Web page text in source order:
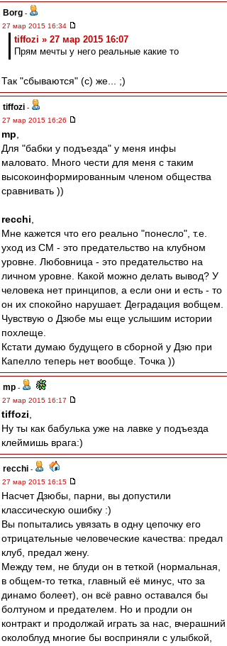
Borg -
27 мар 2015 16:34
tiffozi » 27 мар 2015 16:07
Прям мечты у него реальные какие то
Так "сбываются" (c) же... ;)
tiffozi -
27 мар 2015 16:26
mp
Для "бабки у подъезда" у меня инфы
маловато. Много чести для меня с таким
высокоинформированным членом общества
сравнивать ))
recchi
Мне кажется что его реально "понесло", т.е.
уход из СМ - это предательство на клубном
уровне. Любовница - это предательство на
личном уровне. Какой можно делать вывод? У
человека нет принципов, а если они и есть - то
он их спокойно нарушает. Деградация вобщем.
Чувствую о Дзюбе мы еще услышим истории
похлеще.
Кстати думаю будущего в сборной у Дзю при
Капелло теперь нет вообще. Точка ))
mp -
27 мар 2015 16:17
tiffozi
Ну ты как бабулька уже на лавке у подъезда
клеймишь врага:)
recchi -
27 мар 2015 16:15
Насчет Дзюбы, парни, вы допустили
классическую ошибку :)
Вы попытались увязать в одну цепочку его
отрицательные человеческие качества: предал
клуб, предал жену.
Между тем, не блуди он в теткой (нормальная,
в общем-то тетка, главный её минус, что за
динамо болеет), он всё равно оставался бы
болтуном и предателем. Но и продли он
контракт и продолжай играть за нас, вчерашний
околоблуд многие бы восприняли с улыбкой,